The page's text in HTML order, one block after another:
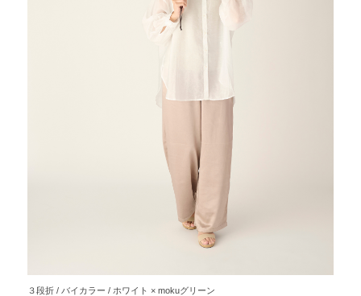
３段折 / バイカラー / ホワイト × mokuグリーン